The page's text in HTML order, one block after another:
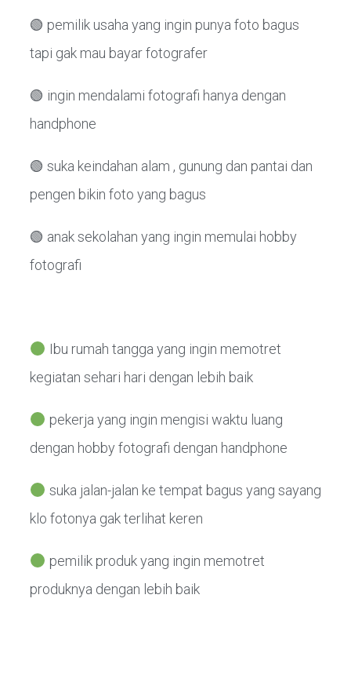
🟢 pemilik usaha yang ingin punya foto bagus
tapi gak mau bayar fotografer
🟢 ingin mendalami fotografi hanya dengan
handphone
🟢 suka keindahan alam , gunung dan pantai dan
pengen bikin foto yang bagus
🟢 anak sekolahan yang ingin memulai hobby
fotografi
Ibu rumah tangga yang ingin memotret
kegiatan sehari hari dengan lebih baik
pekerja yang ingin mengisi waktu luang
dengan hobby fotografi dengan handphone
suka jalan-jalan ke tempat bagus yang sayang
klo fotonya gak terlihat keren
pemilik produk yang ingin memotret
produknya dengan lebih baik